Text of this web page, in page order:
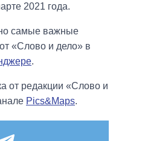
2021 года.
самые важные
«Слово и дело» в
.
от редакции «Слово и
Pics&Maps.